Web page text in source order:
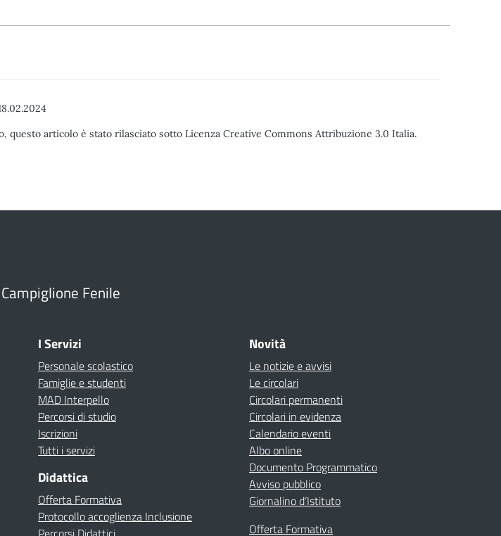
questo articolo è stato rilasciato sotto Licenza Creative Commons Attribuzione 3.0 Italia.
Fenile
I Servizi
Personale scolastico
Famiglie e studenti
MAD Interpello
Percorsi di studio
Iscrizioni
Tutti i servizi
Didattica
Offerta Formativa
Protocollo accoglienza Inclusione
Novità
Le notizie e avvisi
Le circolari
Circolari permanenti
Circolari in evidenza
Calendario eventi
Albo online
Documento Programmatico
Avviso pubblico
Giornalino d’Istituto
Offerta Formativa